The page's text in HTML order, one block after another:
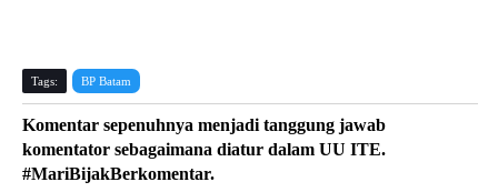
Tags: BP Batam
Komentar sepenuhnya menjadi tanggung jawab
komentator sebagaimana diatur dalam UU ITE.
#MariBijakBerkomentar.